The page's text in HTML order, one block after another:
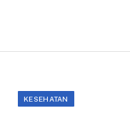
KESEHATAN